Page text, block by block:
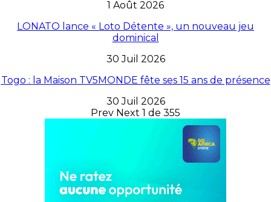
1 Août 2026
LONATO lance « Loto Détente », un nouveau jeu
dominical
30 Juil 2026
Togo : la Maison TV5MONDE fête ses 15 ans de présence
30 Juil 2026
Prev Next 1 de 355